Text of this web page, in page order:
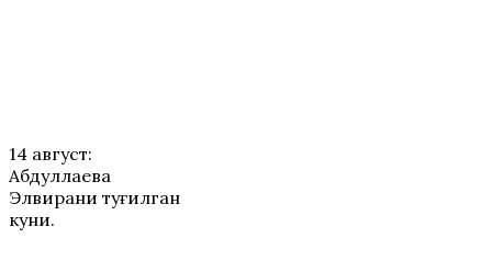
14 август:
Абдуллаева
Элвирани туғилган
куни.